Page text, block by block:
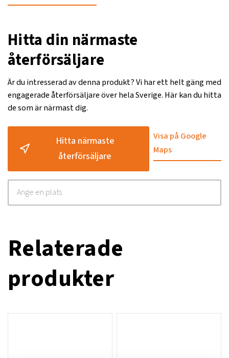
Hitta din närmaste
återförsäljare
Är du intresserad av denna produkt? Vi har ett helt gäng med
engagerade återförsäljare över hela Sverige. Här kan du hitta
de som är närmast dig.
Hitta närmaste
återförsäljare
Visa på Google
Maps
Relaterade
produkter